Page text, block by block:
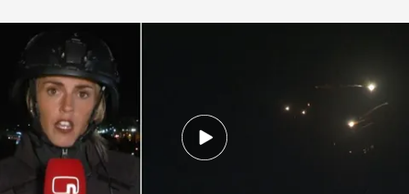
Irán lanza un ataque con misiles sobre Israel
Redacción digital Noticias Cuatro
01 OCT 2024 - 20:23h.
El Mando Central estadounidense ha afirmado
que ha enviado ya a la región tres escuadrones